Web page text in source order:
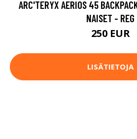
ARC'TERYX AERIOS 45
NAISET - REG
250 EUR
LISÄTIETOJA